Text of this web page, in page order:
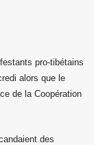
pro-tibétains
alors que le
de la Coopération
des